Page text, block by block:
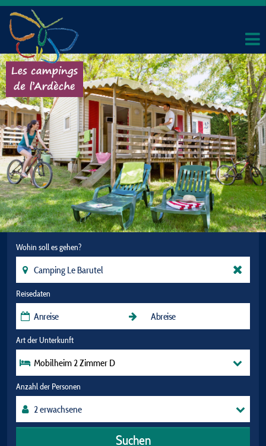
Wohin soll es gehen?
Reisedaten
Art der Unterkunft
Mobilheim 2 Zimmer D
Anzahl der Personen
Suchen